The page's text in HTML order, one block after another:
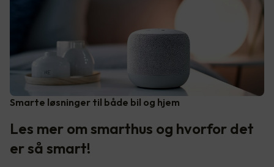
Smarte løsninger til både bil og hjem
Les mer om smarthus og hvorfor det
er så smart!